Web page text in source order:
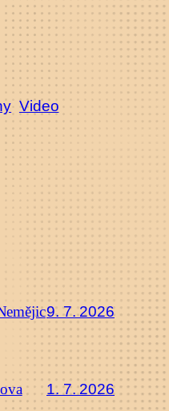
Video
9. 7. 2026
1. 7. 2026